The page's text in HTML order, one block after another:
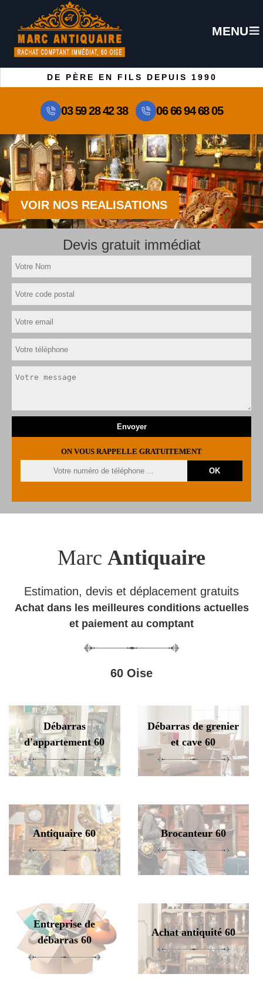
MENU
DE PÈRE EN FILS DEPUIS 1990
03 59 28 42 38 06 66 94 68 05
VOIR NOS REALISATIONS
Devis gratuit immédiat
ON VOUS RAPPELLE GRATUITEMENT
Marc Antiquaire
Estimation, devis et déplacement gratuits
Achat dans les meilleures conditions actuelles
et paiement au comptant
60 Oise
Débarras
d'appartement 60
Débarras de grenier
et cave 60
Antiquaire 60 Brocanteur 60
Entreprise de
débarras 60
Achat antiquité 60